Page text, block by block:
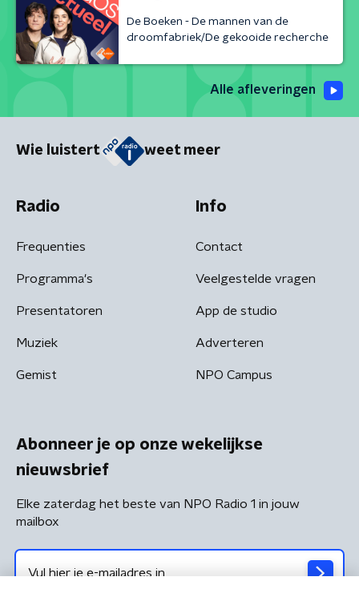
De Boeken - De mannen van de
droomfabriek/De gekooide recherche
Alle afleveringen
Wie luistert weet meer
Radio
Frequenties
Programma's
Presentatoren
Muziek
Gemist
Info
Contact
Veelgestelde vragen
App de studio
Adverteren
NPO Campus
Abonneer je op onze wekelijkse
nieuwsbrief
Elke zaterdag het beste van NPO Radio 1 in jouw
mailbox